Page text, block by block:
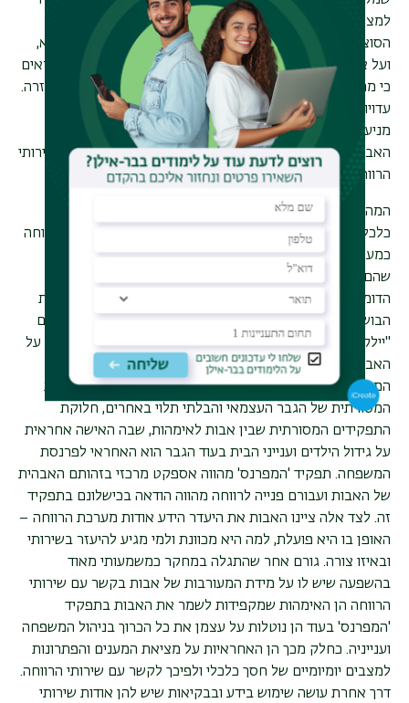
למצוקות אלה ועל צורך לדבר ולהיות בקשר עם העובדים
הסוציאליים. על אף חוויית המצוקה, ותהא זו עמוקה ככל שתהא,
ועל אף הצורך בסיוע חומרי ו/או בתמיכה רגשית, הממצאים מראים
כי מרבית האבות נרתעים מלפנות לשירותי הרווחה בבקשה לעזרה.
עדויות מפי האבות והאימהות חושפים תמונה מורכבת הכוללת
מניעים אישיים, זוגיים ומבניים העומדים בבסיס ההחלטה של
האבות בדבר פנייה לקבלת סיוע כלכלי ו/או תמיכה רגשית משירותי
הרווחה.
המהמורות בדרכם של האבות בפנייה לבקש עזרה
כלכלית-קונקרטית נשענים במידה רבה על תפיסת שירותי הרווחה
כמערכת המיועדת לאוכלוסייה החיה בשולי החברה, אוכלוסייה
שהם אינם רואים את עצמם שייכים אליה. אחד החסמים
הדומיננטיים מלהיות בקשר עם שירותי הרווחה נעוצים בתחושת
הבושה, ברגשות הפחד ובתחושת איום מפני האפשרות שילדיהם
"יילקחו" מהם. מחסומים בולטים ודומיננטיים אחרים שמקשים על
האבות מלפנות לרווחה בבקשה לסיוע חומרי נובע מהתפיסה
המסורתית הן של אבות והן של אימהות המדגישה את התדמית
המסורתית של הגבר העצמאי והבלתי תלוי באחרים, חלוקת
התפקידים המסורתית שבין אבות לאימהות, שבה האישה אחראית
על גידול הילדים וענייני הבית בעוד הגבר הוא האחראי לפרנסת
המשפחה. תפקיד 'המפרנס' מהווה אספקט מרכזי בזהותם האבהית
של האבות ועבורם פנייה לרווחה מהווה הודאה בכישלונם בתפקיד
זה. לצד אלה ציינו האבות את היעדר הידע אודות מערכת הרווחה –
האופן בו היא פועלת, למה היא מכוונת ולמי מגיע להיעזר בשירותי
ובאיזו צורה. גורם אחר שהתגלה במחקר כמשמעותי מאוד
בהשפעה שיש לו על מידת המעורבות של אבות בקשר עם שירותי
הרווחה הן האימהות שמקפידות לשמר את האבות בתפקיד
'המפרנס' בעוד הן נוטלות על עצמן את כל הכרוך בניהול המשפחה
וענייניה. כחלק מכך הן האחראיות על מציאת המענים והפתרונות
למצבים יומיומיים של חסך כלכלי ולפיכך לקשר עם שירותי הרווחה.
דרך אחרת עושה שימוש בידע ובבקיאות שיש להן אודות שירותי